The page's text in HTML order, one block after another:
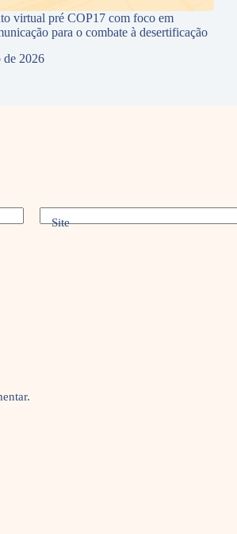
virtual pré COP17 com foco em
para o combate à desertificação
de 2026
Site